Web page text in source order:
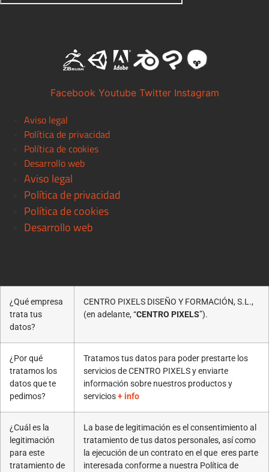
Facebook Youtube Twitter Instagram
Aviso legal
Política de privacidad
Política de cookies
Desarrollo web
Aviso legal
Política de privacidad
Política de cookies
Desarrollo web
¿Qué empresa
trata tus
datos?
CENTRO PIXELS DISEÑO Y FORMACIÓN, S.L.,
(en adelante, “CENTRO PIXELS”).
¿Por qué
tratamos los
datos que te
pedimos?
Tratamos tus datos para poder prestarte los
servicios de CENTRO PIXELS y enviarte
información sobre nuestros productos y
servicios+ info
¿Cuál es la
legitimación
para este
tratamiento de
La base de legitimación es el consentimiento al
tratamiento de tus datos personales, así como
la ejecución de un contrato en el que eres parte
interesada conforme a nuestra Política de